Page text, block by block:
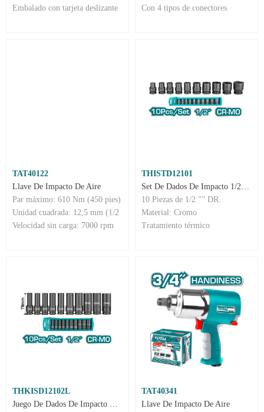
Embalado con tarjeta deslizante
Con 4 tipos de conectores
TAT40122
Llave De Impacto De Aire
Par máximo: 610 Nm (450 pies)
Unidad cuadrada: 12,5 mm (1/2
Velocidad sin carga: 7000 rpm
THISTD12101
Set De Dados De Impacto 1/2" - 10 Unds.
10 Piezas de 1/2 "" DR.
Material: Cromo
Tratamiento térmico
THKISD12102L
Juego De Dados De Impacto Largos 1/2" DR 10 Piezas
TAT40341
Llave De Impacto De Aire